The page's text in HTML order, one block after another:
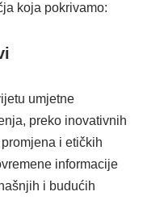
koja pokrivamo:
umjetne
preko inovativnih
i etičkih
informacije
i budućih